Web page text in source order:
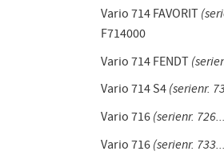
Vario 714 FAVORIT
F714000
Vario 714 FENDT
Vario 714 S4 (serienr.
Vario 716 (serienr.
Vario 716 (serienr.